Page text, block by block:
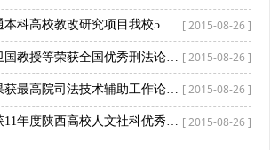
2011年陕西普通本科高校教改研究项目我校5项获批 [ 2015-08-26 ]
[ 2015-08-26 ]
[ 2015-08-26 ]
我校19项成果获11年度陕西高校人文社科优秀成果奖 [ 2015-08-26 ]